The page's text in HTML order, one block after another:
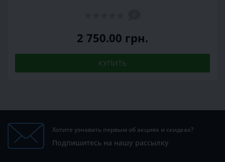
2 750.00 грн.
КУПИТЬ
Хотите узнавать первым об акциях и скидках?
Подпишитесь на нашу рассылку